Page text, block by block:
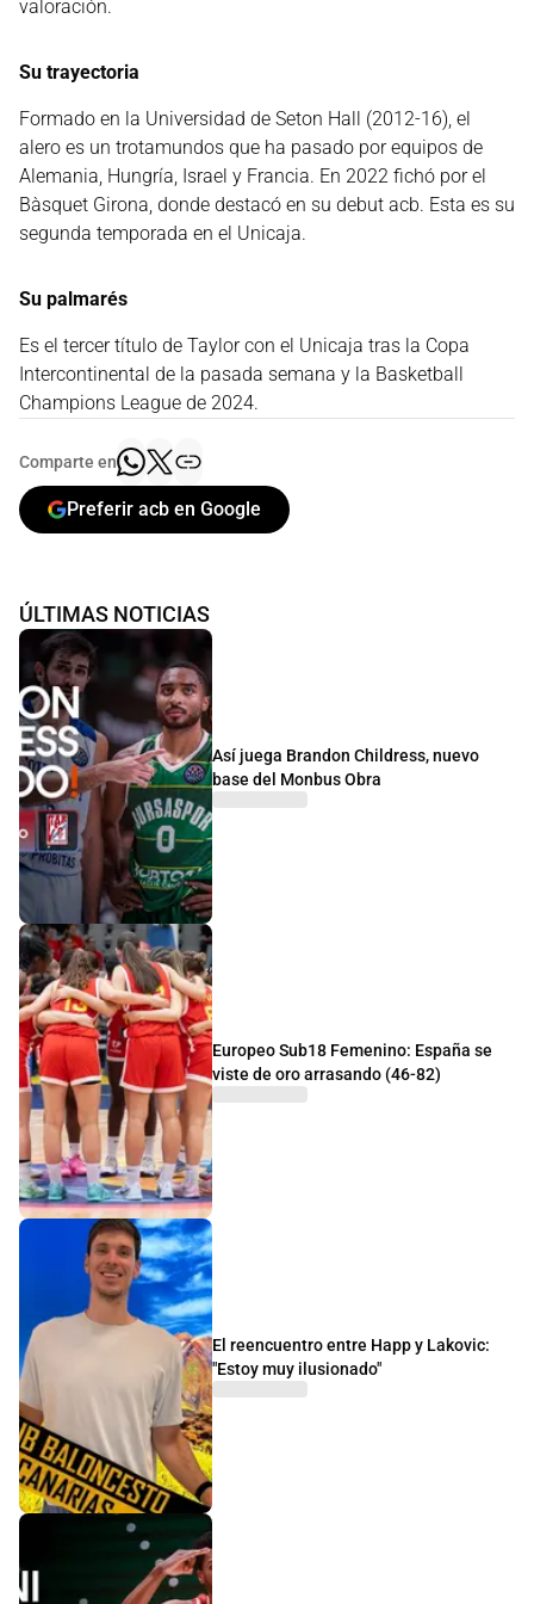
valoración.
Su trayectoria
Formado en la Universidad de Seton Hall (2012-16), el
alero es un trotamundos que ha pasado por equipos de
Alemania, Hungría, Israel y Francia. En 2022 fichó por el
Bàsquet Girona, donde destacó en su debut acb. Esta es su
segunda temporada en el Unicaja.
Su palmarés
Es el tercer título de Taylor con el Unicaja tras la Copa
Intercontinental de la pasada semana y la Basketball
Champions League de 2024.
Comparte en
Preferir acb en Google
ÚLTIMAS NOTICIAS
Así juega Brandon Childress, nuevo
base del Monbus Obra
Europeo Sub18 Femenino: España se
viste de oro arrasando (46-82)
El reencuentro entre Happ y Lakovic:
"Estoy muy ilusionado"